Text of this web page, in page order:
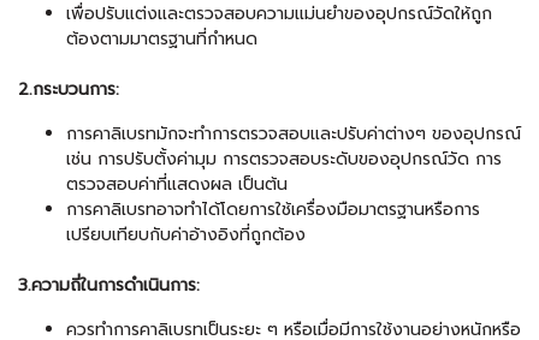
เพื่อปรับแต่งและตรวจสอบความแม่นยำของอุปกรณ์วัดให้ถูก
ต้องตามมาตรฐานที่กำหนด
2.กระบวนการ:
การคาลิเบรทมักจะทำการตรวจสอบและปรับค่าต่างๆ ของอุปกรณ์
เช่น การปรับตั้งค่ามุม การตรวจสอบระดับของอุปกรณ์วัด การ
ตรวจสอบค่าที่แสดงผล เป็นต้น
การคาลิเบรทอาจทำได้โดยการใช้เครื่องมือมาตรฐานหรือการ
เปรียบเทียบกับค่าอ้างอิงที่ถูกต้อง
3.ความถี่ในการดำเนินการ:
ควรทำการคาลิเบรทเป็นระยะ ๆ หรือเมื่อมีการใช้งานอย่างหนักหรือ